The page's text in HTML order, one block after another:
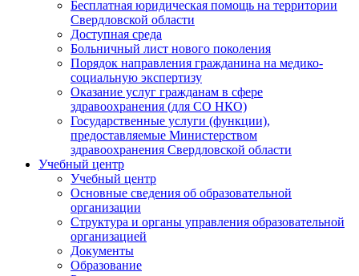
Бесплатная юридическая помощь на территории
Свердловской области
Доступная среда
Больничный лист нового поколения
Порядок направления гражданина на медико-
социальную экспертизу
Оказание услуг гражданам в сфере
здравоохранения (для СО НКО)
Государственные услуги (функции),
предоставляемые Министерством
здравоохранения Свердловской области
Учебный центр
Учебный центр
Основные сведения об образовательной
организации
Структура и органы управления образовательной
организацией
Документы
Образование